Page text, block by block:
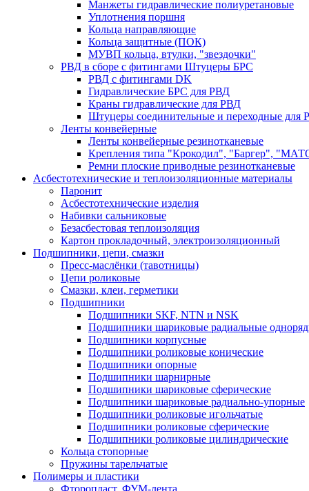
Манжеты гидравлические полиуретановые
Уплотнения поршня
Кольца направляющие
Кольца защитные (ПОК)
МУВП кольца, втулки, "звездочки"
РВД в сборе с фитингами Штуцеры БРС
РВД с фитингами DK
Гидравлические БРС для РВД
Краны гидравлические для РВД
Штуцеры соединительные и переходные для
Ленты конвейерные
Ленты конвейерные резинотканевые
Крепления типа "Крокодил", "Баргер",
Ремни плоские приводные резинотканевые
Асбестотехнические и теплоизоляционные материалы
Паронит
Асбестотехнические изделия
Набивки сальниковые
Безасбестовая теплоизоляция
Картон прокладочный, электроизоляционный
Подшипники, цепи, смазки
Пресс-маслёнки (тавотницы)
Цепи роликовые
Смазки, клеи, герметики
Подшипники
Подшипники SKF, NTN и NSK
Подшипники шариковые радиальные
Подшипники корпусные
Подшипники роликовые конические
Подшипники опорные
Подшипники шарнирные
Подшипники шариковые сферические
Подшипники шариковые радиально-упорные
Подшипники роликовые игольчатые
Подшипники роликовые сферические
Подшипники роликовые цилиндрические
Кольца стопорные
Пружины тарельчатые
Полимеры и пластики
Фторопласт, ФУМ-лента